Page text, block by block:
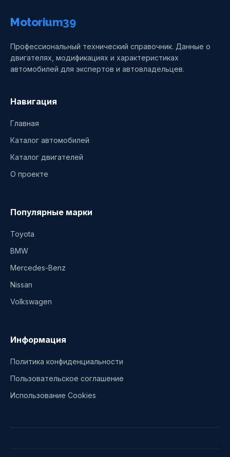
Motorium39
Профессиональный технический справочник. Данные о
двигателях, модификациях и характеристиках
автомобилей для экспертов и автовладельцев.
Навигация
Главная
Каталог автомобилей
Каталог двигателей
О проекте
Популярные марки
Toyota
BMW
Mercedes-Benz
Nissan
Volkswagen
Информация
Политика конфиденциальности
Пользовательское соглашение
Использование Cookies